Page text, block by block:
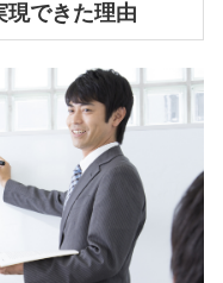
現できた理由